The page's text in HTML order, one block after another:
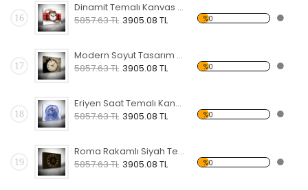
16
Dinamit Temalı Kanvas Saat
5857.63 TL 3905.08 TL %0
17
Modern Soyut Tasarım 19 Temalı Kanvas Saat
5857.63 TL 3905.08 TL %0
18
Eriyen Saat Temalı Kanvas Saat
5857.63 TL 3905.08 TL %0
19
Roma Rakamlı Siyah Temalı Kanvas Saat
5857.63 TL 3905.08 TL %0